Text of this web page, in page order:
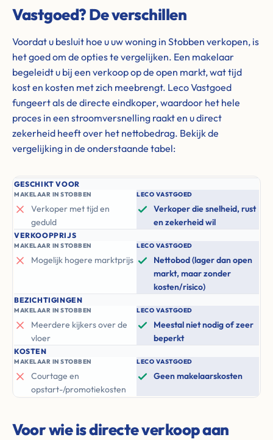
Vastgoed? De verschillen
Voordat u besluit hoe u uw woning in Stobben verkopen, is
het goed om de opties te vergelijken. Een makelaar
begeleidt u bij een verkoop op de open markt, wat tijd
kost en kosten met zich meebrengt. Leco Vastgoed
fungeert als de directe eindkoper, waardoor het hele
proces in een stroomversnelling raakt en u direct
zekerheid heeft over het nettobedrag. Bekijk de
vergelijking in de onderstaande tabel:
GESCHIKT VOOR
MAKELAAR IN STOBBEN
Verkoper met tijd en
geduld
LECO VASTGOED
Verkoper die snelheid, rust
en zekerheid wil
VERKOOPPRIJS
MAKELAAR IN STOBBEN
Mogelijk hogere marktprijs
LECO VASTGOED
Nettobod (lager dan open
markt, maar zonder
kosten/risico)
BEZICHTIGINGEN
MAKELAAR IN STOBBEN
Meerdere kijkers over de
vloer
LECO VASTGOED
Meestal niet nodig of zeer
beperkt
KOSTEN
MAKELAAR IN STOBBEN
Courtage en
opstart-/promotiekosten
LECO VASTGOED
Geen makelaarskosten
Voor wie is directe verkoop aan